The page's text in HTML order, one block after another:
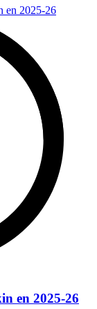
en 2025-26